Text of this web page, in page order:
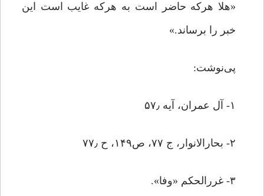
«هلا هرکه حاضر است به هرکه غایب است این
خبر را برساند.»
پی‌نوشت:
۱- آل عمران، آیه ۵۷٫
۲- بحارالانوار، ج ۷۷، ص۱۴۹، ح ۷۷٫
۳- غررالحکم «وفا».